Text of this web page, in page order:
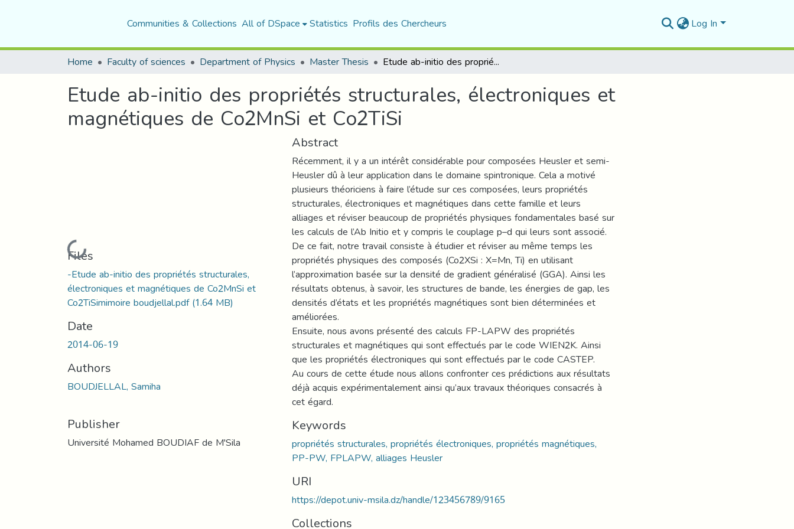
Communities & Collections All of DSpace Statistics Profils des Chercheurs Log In
Home Faculty of sciences Department of Physics Master Thesis Etude ab-initio des propriétés structurales, électroniques et magnétiques de Co2MnSi et Co2TiSi
Etude ab-initio des propriétés structurales, électroniques et
magnétiques de Co2MnSi et Co2TiSi
Loading...
Files
-Etude ab-initio des propriétés structurales,
électroniques et magnétiques de Co2MnSi et
Co2TiSimimoire boudjellal.pdf(1.64 MB)
Date
2014-06-19
Authors
BOUDJELLAL, Samiha
Publisher
Université Mohamed BOUDIAF de M'Sila
Abstract
Récemment, il y a un intérêt considérable pour composées Heusler et semi-
Heusler dû à leur application dans le domaine spintronique. Cela a motivé
plusieurs théoriciens à faire l’étude sur ces composées, leurs propriétés
structurales, électroniques et magnétiques dans cette famille et leurs
alliages et réviser beaucoup de propriétés physiques fondamentales basé sur
les calculs de l’Ab Initio et y compris le couplage p–d qui leurs sont associé.
De ce fait, notre travail consiste à étudier et réviser au même temps les
propriétés physiques des composés (Co2XSi : X=Mn, Ti) en utilisant
l’approximation basée sur la densité de gradient généralisé (GGA). Ainsi les
résultats obtenus, à savoir, les structures de bande, les énergies de gap, les
densités d’états et les propriétés magnétiques sont bien déterminées et
améliorées.
Ensuite, nous avons présenté des calculs FP-LAPW des propriétés
structurales et magnétiques qui sont effectués par le code WIEN2K. Ainsi
que les propriétés électroniques qui sont effectués par le code CASTEP.
Au cours de cette étude nous allons confronter ces prédictions aux résultats
déjà acquis expérimentalement ainsi qu’aux travaux théoriques consacrés à
cet égard.
Keywords
propriétés structurales, propriétés électroniques, propriétés magnétiques,
PP-PW, FPLAPW, alliages Heusler
URI
https://depot.univ-msila.dz/handle/123456789/9165
Collections